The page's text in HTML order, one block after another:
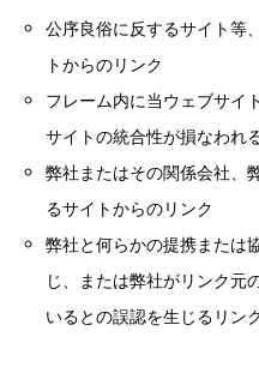
公序良俗に反するサイト等
トからのリンク
フレーム内に当ウェブサイ
サイトの統合性が損なわれ
弊社またはその関係会社、
るサイトからのリンク
弊社と何らかの提携または
じ、または弊社がリンク元
いるとの誤認を生じるリン